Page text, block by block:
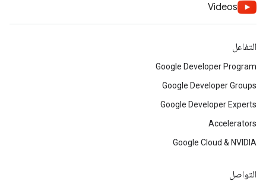
Videos
التفاعل
Google Developer Program
Google Developer Groups
Google Developer Experts
Accelerators
Google Cloud & NVIDIA
التواصل